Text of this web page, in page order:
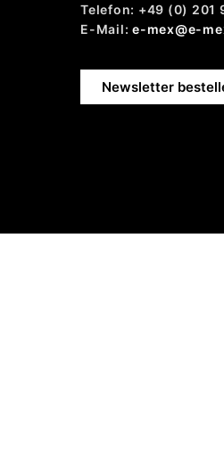
Telefon: +49 (0) 201
E-Mail:e-mex@e-
Newsletter